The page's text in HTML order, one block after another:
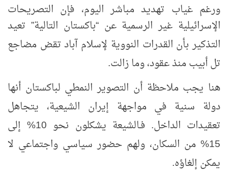
ورغم غياب تهديد مباشر اليوم، فإن التصريحات
الإسرائيلية غير الرسمية عن“باكستان التالية” تعيد
التذكير بأن القدرات النووية لإسلام آباد تقض مضاجع
تل أبيب منذ عقود، وما زالت.
هنا يجب ملاحظة أن التصوير النمطي لباكستان أنها
دولة سنية في مواجهة إيران الشيعية، يتجاهل
تعقيدات الداخل. فـالشيعة يشكلون نحو 10% إلى
15% من السكان، ولهم حضور سياسي واجتماعي لا
يمكن إلغاؤه.